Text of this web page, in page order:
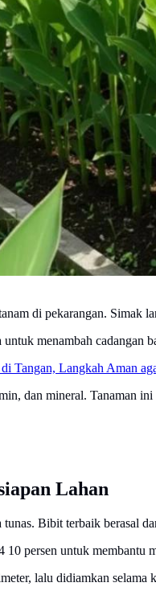
di pekarangan. Simak
menambah cadangan
Tangan, Langkah Aman
dan mineral. Tanaman
Lahan
Bibit terbaik berasal
persen untuk
lalu didiamkan